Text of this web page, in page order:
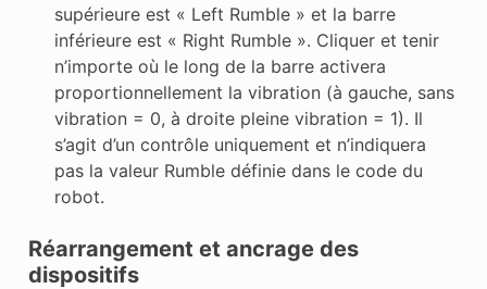
supérieure est « Left Rumble » et la barre
inférieure est « Right Rumble ». Cliquer et tenir
n’importe où le long de la barre activera
proportionnellement la vibration (à gauche, sans
vibration = 0, à droite pleine vibration = 1). Il
s’agit d’un contrôle uniquement et n’indiquera
pas la valeur Rumble définie dans le code du
robot.
Réarrangement et ancrage des
dispositifs